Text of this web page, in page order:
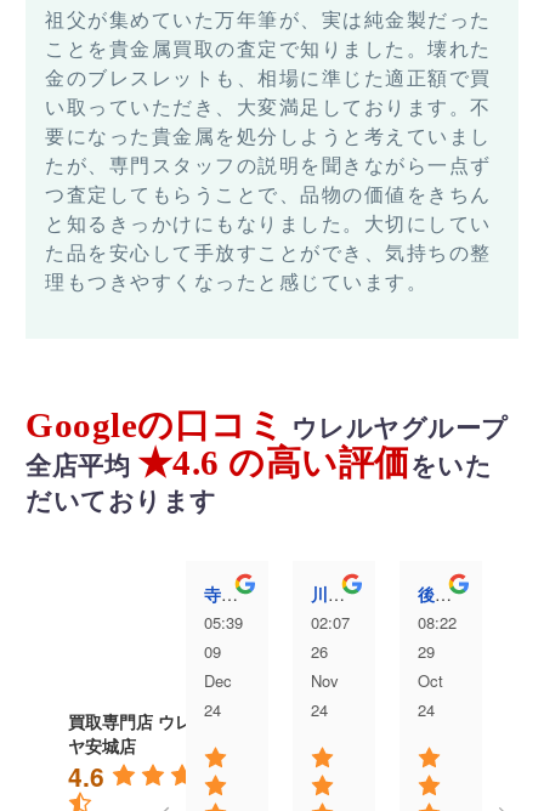
祖父が集めていた万年筆が、実は純金製だった
ことを貴金属買取の査定で知りました。壊れた
金のブレスレットも、相場に準じた適正額で買
い取っていただき、大変満足しております。不
要になった貴金属を処分しようと考えていまし
たが、専門スタッフの説明を聞きながら一点ず
つ査定してもらうことで、品物の価値をきちん
と知るきっかけにもなりました。大切にしてい
た品を安心して手放すことができ、気持ちの整
理もつきやすくなったと感じています。
Googleの口コミ
ウレルヤグループ
全店平均 ★4.6 の高い評価をいた
だいております
買取専門店 ウレル
ヤ安城店
4.6
寺澤愛弥
05:39
09
Dec
24
川村洸太
02:07
26
Nov
24
後藤むぎ
08:22
29
Oct
24